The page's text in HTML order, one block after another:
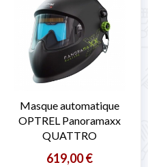
Masque automatique
OPTREL Panoramaxx
QUATTRO
619,00 €